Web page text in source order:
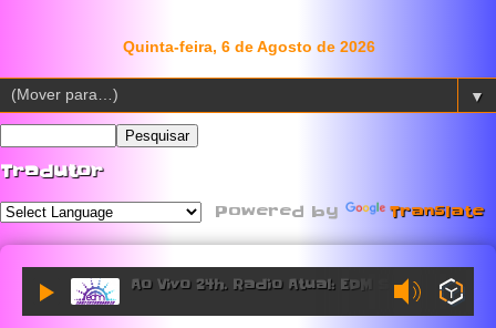
▼
Tradutor
Powered by Translate
Ao Vivo 24h. Radio Atual: EDM Sessions.